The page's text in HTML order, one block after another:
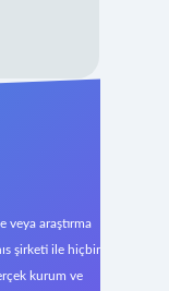
veya araştırma
şirketi ile hiçbir
kurum ve